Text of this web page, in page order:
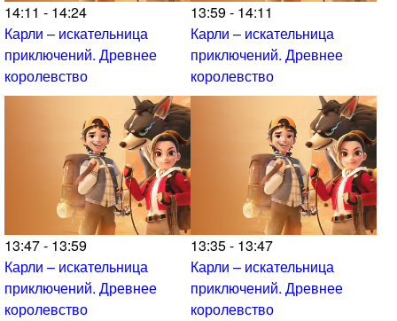
14:11 - 14:24
Карли – искательница
приключений. Древнее
королевство
13:59 - 14:11
Карли – искательница
приключений. Древнее
королевство
13:47 - 13:59
Карли – искательница
приключений. Древнее
королевство
13:35 - 13:47
Карли – искательница
приключений. Древнее
королевство